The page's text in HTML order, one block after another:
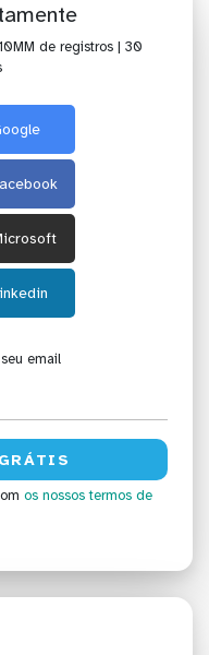
de registros | 30
email
os nossos termos de